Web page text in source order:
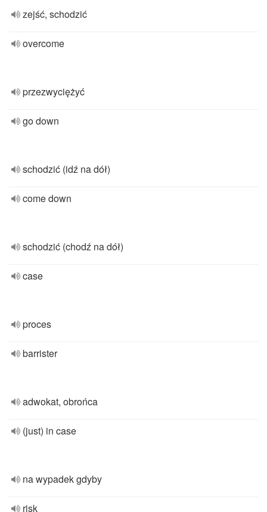
zejść, schodzić
overcome
przezwyciężyć
go down
schodzić (idź na dół)
come down
schodzić (chodź na dół)
case
proces
barrister
adwokat, obrońca
(just) in case
na wypadek gdyby
risk